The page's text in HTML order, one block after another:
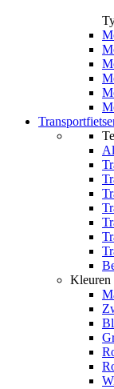
Kleuren